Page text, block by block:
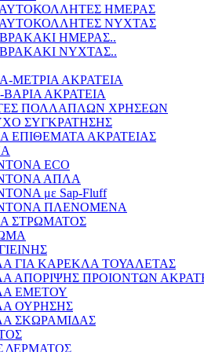
ΗΜΕΡΑΣ
ΝΥΧΤΑΣ
ΗΜΕΡΑΣ..
ΝΥΧΤΑΣ..
ΜΕΤΡΙΑ ΑΚΡΑΤΕΙΑ
ΑΚΡΑΤΕΙΑ
ΠΟΛΛΑΠΛΩΝ ΧΡΗΣΕΩΝ
ΣΥΓΚΡΑΤΗΣΗΣ
ΕΠΙΘΕΜΑΤΑ ΑΚΡΑΤΕΙΑΣ
ECO
ΑΠΛΑ
με Sap-Fluff
ΠΛΕΝΟΜΕΝΑ
ΣΤΡΩΜΑΤΟΣ
ΓΙΑ ΚΑΡΕΚΛΑ ΤΟΥΑΛΕΤΑΣ
ΑΠΟΡΙΨΗΣ ΠΡΟΙΟΝΤΩΝ
ΕΜΕΤΟΥ
ΟΥΡΗΣΗΣ
ΣΚΩΡΑΜΙΔΑΣ
ΔΕΡΜΑΤΟΣ